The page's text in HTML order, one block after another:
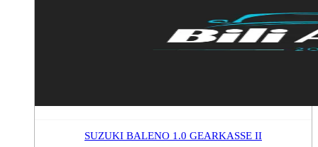
SUZUKI BALENO 1.0 GEARKASSE II